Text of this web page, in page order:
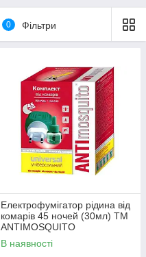
0 Фільтри
Електрофумігатор рідина від
комарів 45 ночей (30мл) ТМ
ANTIMOSQUITO
В наявності